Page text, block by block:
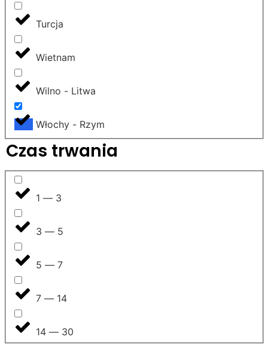
Turcja
Wietnam
Wilno - Litwa
Włochy - Rzym
Czas trwania
1 — 3
3 — 5
5 — 7
7 — 14
14 — 30